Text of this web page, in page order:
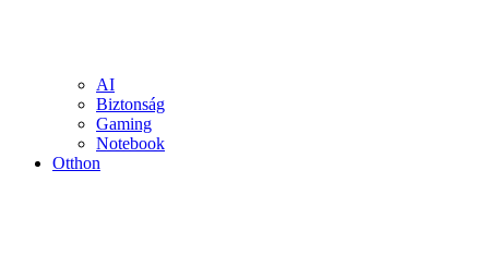
AI
Biztonság
Gaming
Notebook
Otthon